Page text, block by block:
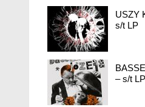
USZY
s/t LP
– s/t